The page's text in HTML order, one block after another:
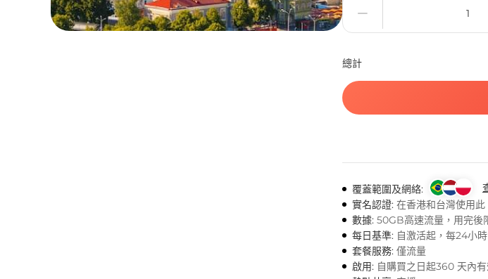
總計
覆蓋範圍及網絡:
實名認證: 在香港和台灣使用
數據: 50GB高速流量，用完
每日基準: 自激活起，每24小
套餐服務: 僅流量
啟用: 自購買之日起360 天內